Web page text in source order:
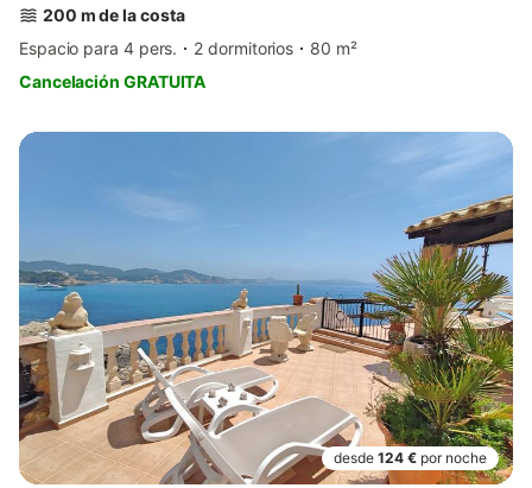
200 m de la costa
Espacio para 4 pers.
2 dormitorios
80 m²
Cancelación GRATUITA
desde 124 € por noche